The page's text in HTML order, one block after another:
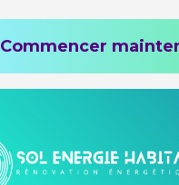
Commencer